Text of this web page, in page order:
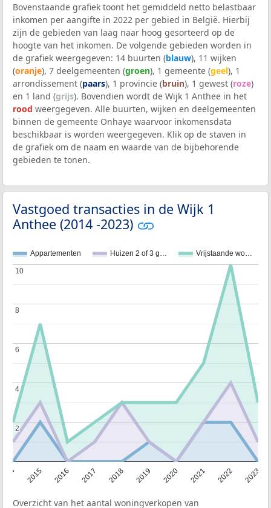
Bovenstaande grafiek toont het gemiddeld netto belastbaar
inkomen per aangifte in 2022 per gebied in België. Hierbij
zijn de gebieden van laag naar hoog gesorteerd op de
hoogte van het inkomen. De volgende gebieden worden in
de grafiek weergegeven: 14 buurten (blauw), 11 wijken
(oranje), 7 deelgemeenten (groen), 1 gemeente (geel), 1
arrondissement (paars), 1 provincie (bruin), 1 gewest (roze)
en 1 land (grijs). Bovendien wordt de Wijk 1 Anthee in het
rood weergegeven. Alle buurten, wijken en deelgemeenten
binnen de gemeente Onhaye waarvoor inkomensdata
beschikbaar is worden weergegeven. Klik op de staven in
de grafiek om de naam en waarde van de bijbehorende
gebieden te tonen.
Vastgoed transacties in de Wijk 1
Anthee (2014 -2023)
Appartementen Huizen 2 of 3 g… Vrijstaande wo…
2015 2016 2017 2018 2019 2020 2021 2022 2023
2
2
4
4
6
6
8
8
10
10
Overzicht van het aantal woningverkopen van